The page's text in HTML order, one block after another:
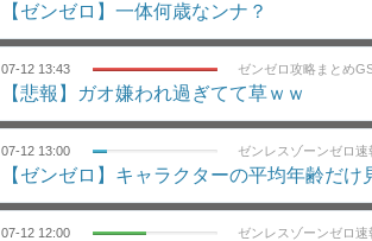
【ゼンゼロ】一体何歳なンナ？
07-12 13:43 ゼンゼロ攻略まとめ
【悲報】ガオ嫌われ過ぎてて草ｗｗ
07-12 13:00 ゼンレスゾーンゼロ
【ゼンゼロ】キャラクターの平均年齢だ
07-12 12:00 ゼンレスゾーンゼロ